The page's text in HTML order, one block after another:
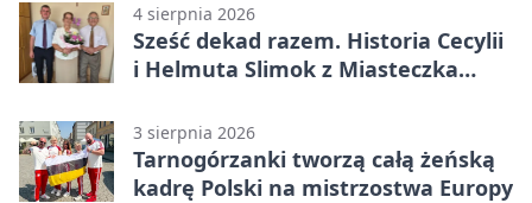
4 sierpnia 2026
Sześć dekad razem. Historia Cecylii
i Helmuta Slimok z Miasteczka
3 sierpnia 2026
Tarnogórzanki tworzą całą żeńską
kadrę Polski na mistrzostwa Europy